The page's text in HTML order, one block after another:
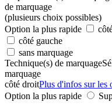
de marquage
(plusieurs choix possibles)
Option la plus rapide
côté gauche
sans marquage
Technique(s) de marquage
marquage
côté droitPlus d'infos sur les
Option la plus rapide